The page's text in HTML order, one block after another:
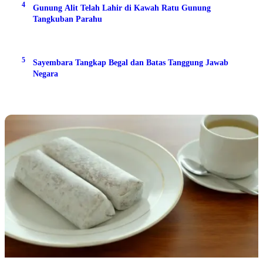
4
Gunung Alit Telah Lahir di Kawah Ratu Gunung
Tangkuban Parahu
5
Sayembara Tangkap Begal dan Batas Tanggung Jawab
Negara